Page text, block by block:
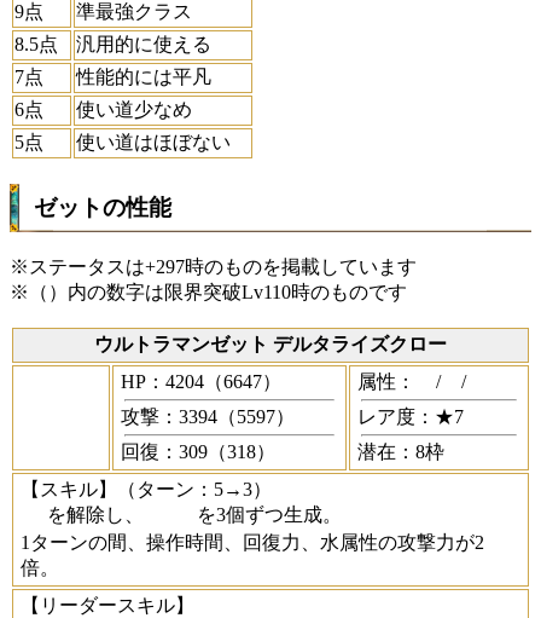
9点
準最強クラス
8.5点
汎用的に使える
7点
性能的には平凡
6点
使い道少なめ
5点
使い道はほぼない
ゼットの性能
※ステータスは+297時のものを掲載しています
※（）内の数字は限界突破Lv110時のものです
ウルトラマンゼット デルタライズクロー
HP：4204（6647）
攻撃：3394（5597）
回復：309（318）
属性： /
/
レア度：★7
潜在：8枠
【スキル】
（ターン：5→3）
を解除し、
を3個ずつ生成。
1ターンの間、操作時間、回復力、水属性の攻撃力が2
倍。
【リーダースキル】